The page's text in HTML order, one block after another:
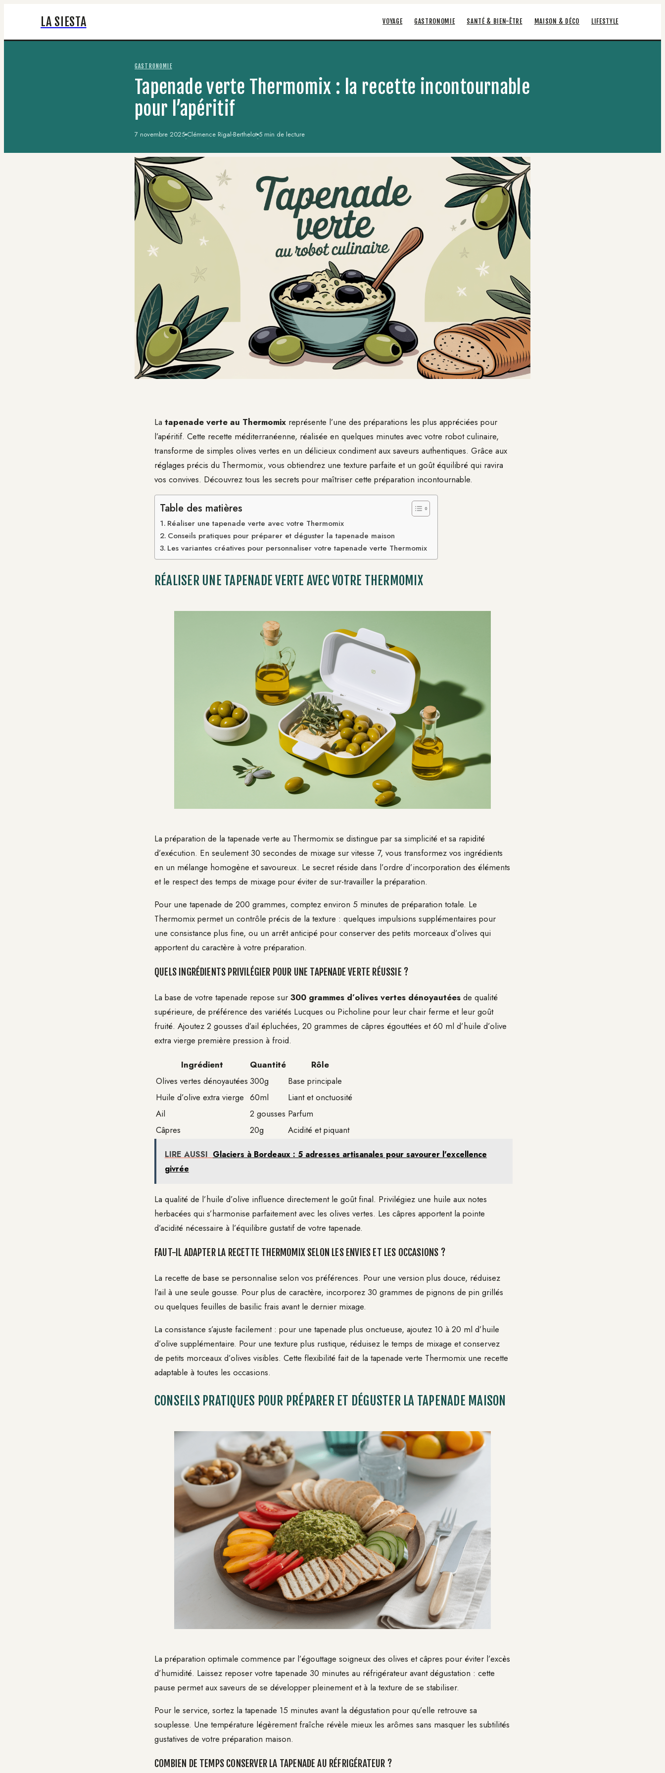
LA SIESTA VOYAGE GASTRONOMIE SANTÉ & BIEN-ÊTRE MAISON & DÉCO LIFESTYLE
GASTRONOMIE
Tapenade verte Thermomix : la recette incontournable
pour l’apéritif
7 novembre 2025·Clémence Rigal-Berthelot·5 min de lecture
La tapenade verte au Thermomix représente l’une des préparations les plus appréciées pour
l’apéritif. Cette recette méditerranéenne, réalisée en quelques minutes avec votre robot culinaire,
transforme de simples olives vertes en un délicieux condiment aux saveurs authentiques. Grâce aux
réglages précis du Thermomix, vous obtiendrez une texture parfaite et un goût équilibré qui ravira
vos convives. Découvrez tous les secrets pour maîtriser cette préparation incontournable.
Table des matières
Réaliser une tapenade verte avec votre Thermomix
Conseils pratiques pour préparer et déguster la tapenade maison
Les variantes créatives pour personnaliser votre tapenade verte Thermomix
RÉALISER UNE TAPENADE VERTE AVEC VOTRE THERMOMIX
La préparation de la tapenade verte au Thermomix se distingue par sa simplicité et sa rapidité
d’exécution. En seulement 30 secondes de mixage sur vitesse 7, vous transformez vos ingrédients
en un mélange homogène et savoureux. Le secret réside dans l’ordre d’incorporation des éléments
et le respect des temps de mixage pour éviter de sur-travailler la préparation.
Pour une tapenade de 200 grammes, comptez environ 5 minutes de préparation totale. Le
Thermomix permet un contrôle précis de la texture : quelques impulsions supplémentaires pour
une consistance plus fine, ou un arrêt anticipé pour conserver des petits morceaux d’olives qui
apportent du caractère à votre préparation.
QUELS INGRÉDIENTS PRIVILÉGIER POUR UNE TAPENADE VERTE RÉUSSIE ?
La base de votre tapenade repose sur 300 grammes d’olives vertes dénoyautées de qualité
supérieure, de préférence des variétés Lucques ou Picholine pour leur chair ferme et leur goût
fruité. Ajoutez 2 gousses d’ail épluchées, 20 grammes de câpres égouttées et 60 ml d’huile d’olive
extra vierge première pression à froid.
Ingrédient Quantité
Rôle
Olives vertes dénoyautées 300g
Base principale
Huile d’olive extra vierge 60ml
Liant et onctuosité
Ail
2 gousses Parfum
Câpres
20g Acidité et piquant
LIRE AUSSI Glaciers à Bordeaux : 5 adresses artisanales pour savourer l'excellence
givrée
La qualité de l’huile d’olive influence directement le goût final. Privilégiez une huile aux notes
herbacées qui s’harmonise parfaitement avec les olives vertes. Les câpres apportent la pointe
d’acidité nécessaire à l’équilibre gustatif de votre tapenade.
FAUT-IL ADAPTER LA RECETTE THERMOMIX SELON LES ENVIES ET LES OCCASIONS ?
La recette de base se personnalise selon vos préférences. Pour une version plus douce, réduisez
l’ail à une seule gousse. Pour plus de caractère, incorporez 30 grammes de pignons de pin grillés
ou quelques feuilles de basilic frais avant le dernier mixage.
La consistance s’ajuste facilement : pour une tapenade plus onctueuse, ajoutez 10 à 20 ml d’huile
d’olive supplémentaire. Pour une texture plus rustique, réduisez le temps de mixage et conservez
de petits morceaux d’olives visibles. Cette flexibilité fait de la tapenade verte Thermomix une recette
adaptable à toutes les occasions.
CONSEILS PRATIQUES POUR PRÉPARER ET DÉGUSTER LA TAPENADE MAISON
La préparation optimale commence par l’égouttage soigneux des olives et câpres pour éviter l’excès
d’humidité. Laissez reposer votre tapenade 30 minutes au réfrigérateur avant dégustation : cette
pause permet aux saveurs de se développer pleinement et à la texture de se stabiliser.
Pour le service, sortez la tapenade 15 minutes avant la dégustation pour qu’elle retrouve sa
souplesse. Une température légèrement fraîche révèle mieux les arômes sans masquer les subtilités
gustatives de votre préparation maison.
COMBIEN DE TEMPS CONSERVER LA TAPENADE AU RÉFRIGÉRATEUR ?